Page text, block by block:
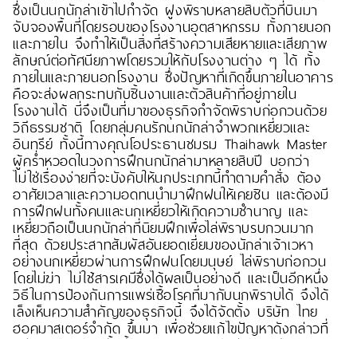
ซึ่งเป็นนกนักล่าเข้าไปกำจัด ฝูงพิราบหลายสิบตัวที่บินมา
จับจองพื้นที่โดยรอบของโรงงานอุตสาหกรรม ทั้งภายนอก
และภายใน จึงทำให้เป็นสิ่งที่สร้างความเสียหายและเสียภาพ
ลักษณ์ต่อทัศนียภาพโดยรวมให้กับโรงงานต่าง ๆ ได้ ทั้ง
ภายในและภายนอกโรงงาน ซึ่งปัญหาที่เกิดขึ้นภายในอาคาร
คือจะส่งผลกระทบกับชิ้นงานและตัวสินค้าที่อยู่ภายใน
โรงงานได้ นี่จึงเป็นที่มาของธุรกิจกำจัดพิราบก่อกวนด้วย
วิถีธรรมชาติ โดยกลุ่มคนรักนกนักล่าจำพวกเหยี่ยวและ
อินทรีย์ ทั้งนี้ทางคุณโอประธานชมรม Thaihawk Master
ผู้คร่ำหวอดในวงการฝึกนกนักล่ามาหลายสิบปี บอกว่า
ไม่ใช่เรื่องง่ายที่จะบังคับให้นกประเภทนี้ทำตามคำสั่ง ต้อง
อาศัยเวลาและความอดทนนำมาฝึกฝนให้เคยชิน และต้องมี
การฝึกฝนทั้งคนและนกเหยี่ยวให้เกิดความชำนาญ และ
เหยี่ยวถือเป็นนกนักล่าที่นิยมฝึกเพื่อไล่พิราบรบกวนมาก
ที่สุด ด้วยประสาทสัมผัสอันยอดเยี่ยมของนักล่าเจ้าเวหา
อย่างนกเหยี่ยวผ่านการฝึกฝนโดยมนุษย์ ไล่พิราบก่อกวน
โดยไม่ฆ่า ไม่ใช้สารเคมีซึ่งได้ผลเป็นอย่างดี และเป็นอีกหนึ่ง
วิธีในการป้องกันการแพร่เชื้อโรคที่มากับนกพิราบได้ จึงได้
เล็งเห็นความสำคัญของธุรกิจนี้ จึงได้จัดตั้ง บริษัท ไทย
ฮอคมาสเตอร์จำกัด ขึ้นมา เพื่อช่วยแก้ไขปัญหาดังกล่าวที่